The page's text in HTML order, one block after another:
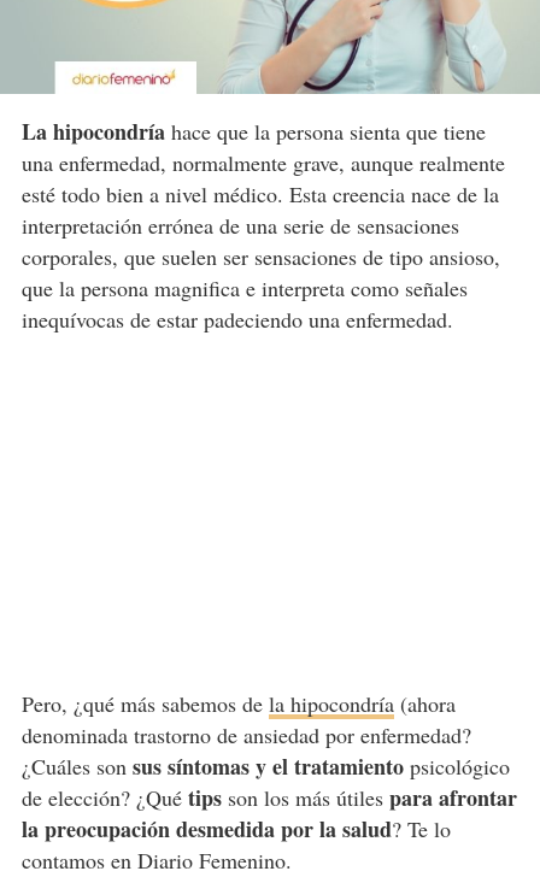
La hipocondríahace que la persona sienta que tiene
una enfermedad, normalmente grave, aunque realmente
esté todo bien a nivel médico. Esta creencia nace de la
interpretación errónea de una serie de sensaciones
corporales, que suelen ser sensaciones de tipo ansioso,
que la persona magnifica e interpreta como señales
inequívocas de estar padeciendo una enfermedad.
Pero, ¿qué más sabemos de la hipocondría(ahora
denominada trastorno de ansiedad por enfermedad?
¿Cuáles son sus síntomas y el tratamientopsicológico
de elección? ¿Qué tips son los más útilespara afrontar
la preocupación desmedida por la salud? Te lo
contamos en Diario Femenino.